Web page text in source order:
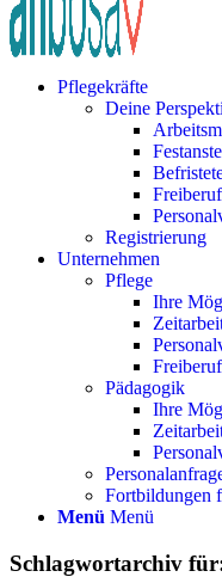
Pflegekräfte
Deine
Registrierung
Unternehmen
Pflege
Ihre
Pädagogik
Ihre
Fortbildungen
Menü Menü
Schlagwortarchiv